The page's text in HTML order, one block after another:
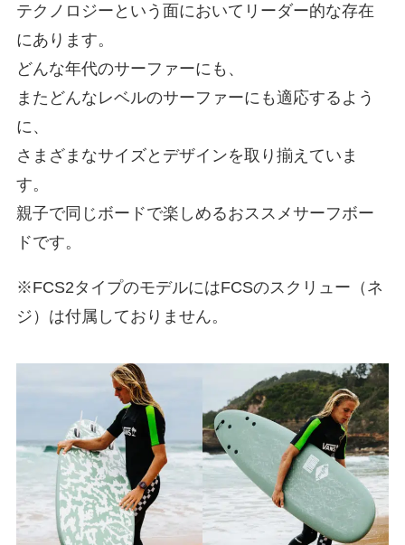
テクノロジーという面においてリーダー的な存在
にあります。
どんな年代のサーファーにも、
またどんなレベルのサーファーにも適応するよう
に、
さまざまなサイズとデザインを取り揃えていま
す。
親子で同じボードで楽しめるおススメサーフボー
ドです。
※FCS2タイプのモデルにはFCSのスクリュー（ネ
ジ）は付属しておりません。